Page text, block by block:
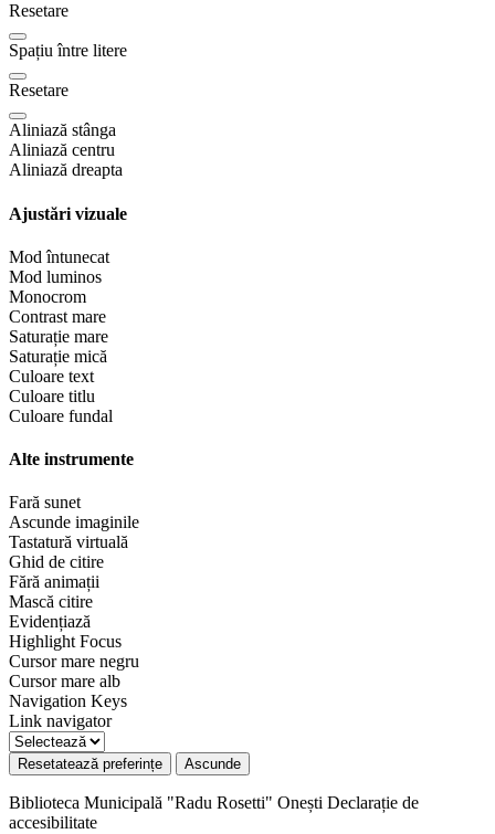
Resetare
Spațiu între litere
Resetare
Aliniază stânga
Aliniază centru
Aliniază dreapta
Ajustări vizuale
Mod întunecat
Mod luminos
Monocrom
Contrast mare
Saturație mare
Saturație mică
Culoare text
Culoare titlu
Culoare fundal
Alte instrumente
Fară sunet
Ascunde imaginile
Tastatură virtuală
Ghid de citire
Fără animații
Mască citire
Evidențiază
Highlight Focus
Cursor mare negru
Cursor mare alb
Navigation Keys
Link navigator
Resetatează preferințe Ascunde
Biblioteca Municipală "Radu Rosetti" Onești Declarație de
accesibilitate